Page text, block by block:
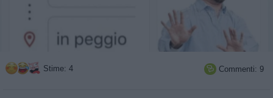
Stime: 4  Commenti: 9